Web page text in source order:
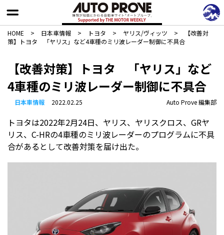
HOME > 日本車情報​ > トヨタ > ヤリス/ヴィッツ >
【改善対
策】トヨタ 「ヤリス」など4車種のミリ波レーダー制御に不具合
【改善対策】トヨタ 「ヤリス」など
4車種のミリ波レーダー制御に不具合
日本車情報​ 2022.02.25 Auto Prove 編集部
トヨタは2022年2月24日、ヤリス、ヤリスクロス、GRヤ
リス、C-HRの4車種のミリ波レーダーのプログラムに不具
合があるとして改善対策を届け出た。